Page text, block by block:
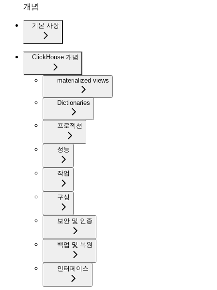
개념
기본 사항
ClickHouse 개념
materialized views
Dictionaries
프로젝션
성능
작업
구성
보안 및 인증
백업 및 복원
인터페이스